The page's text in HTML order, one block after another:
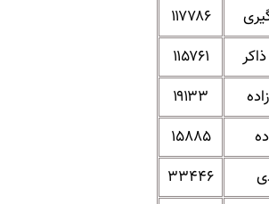
۱۱۷۷۸۶
۱۱۵۷۶۱
۱۹۱۳۳
۱۵۸۸۵
۳۳۴۴۶